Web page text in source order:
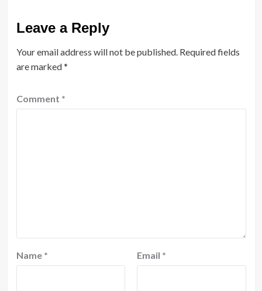
Leave a Reply
Your email address will not be published. Required fields
are marked*
Comment *
Name * Email *